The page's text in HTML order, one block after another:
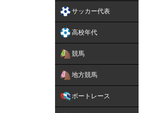
サッカー代表
高校年代
競馬
地方競馬
ボートレース